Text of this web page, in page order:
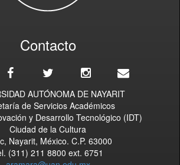
Contacto
AUTÓNOMA DE NAYARIT
de Servicios Académicos
y Desarrollo Tecnológico (IDT)
Ciudad de la Cultura
Nayarit, México. C.P. 63000
(311) 211 8800 ext. 6751